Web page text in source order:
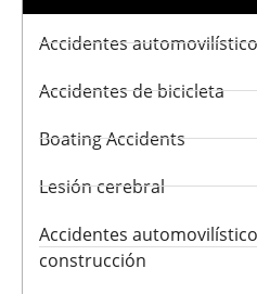
Accidentes
Accidentes de bicicleta
Boating Accidents
Lesión cerebral
Accidentes
construcción